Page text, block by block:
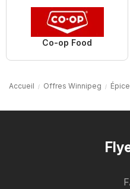
Co-op Food
Accueil Offres Winnipeg